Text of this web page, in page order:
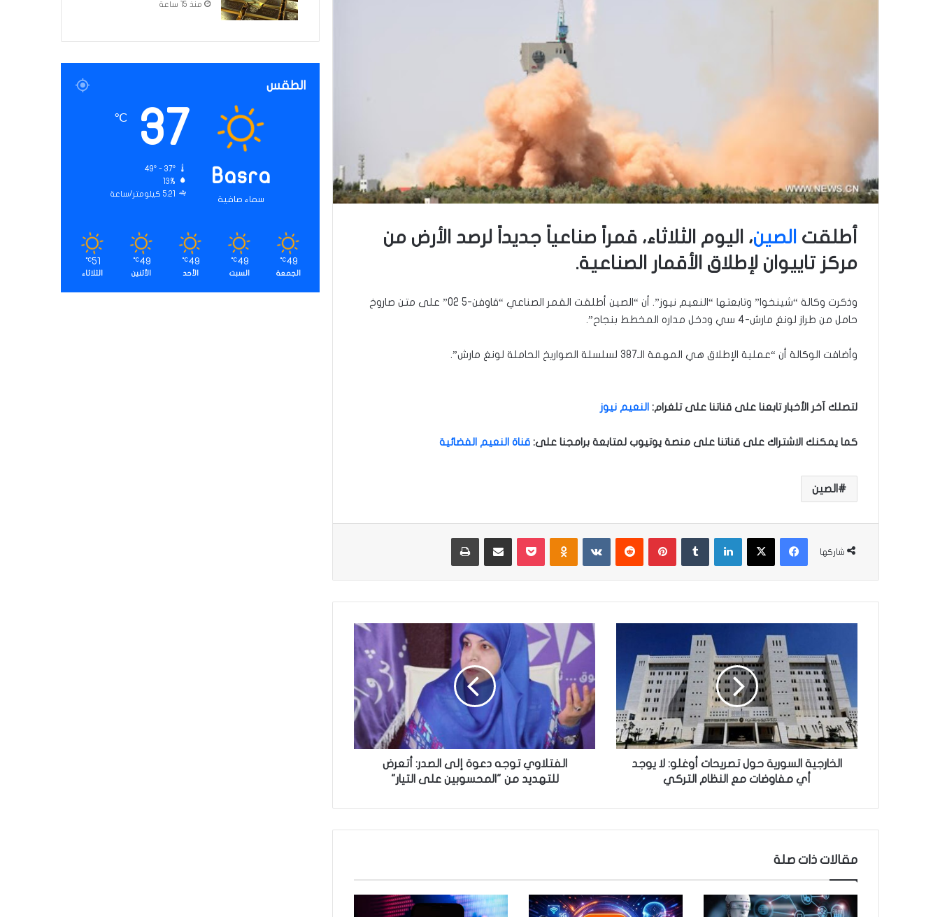
أطلقت الصين، اليوم الثلاثاء، قمراً صناعياً جديداً لرصد الأرض من
مركز تاييوان لإطلاق الأقمار الصناعية.
وذكرت وكالة “شينخوا” وتابعتها “النعيم نيوز”. أن “الصين أطلقت القمر الصناعي “قاوفن-5 02” على متن صاروخ
حامل من طراز لونغ مارش-4 سي ودخل مداره المخطط بنجاح”.
وأضافت الوكالة أن “عملية الإطلاق هي المهمة الـ387 لسلسلة الصواريخ الحاملة لونغ مارش”.
لتصلك آخر الأخبار تابعنا على قناتنا على تلغرام: النعيم نيوز
كما يمكنك الاشتراك على قناتنا على منصة يوتيوب لمتابعة برامجنا على: قناة النعيم الفضائية
الصين
شاركها
فيسبوك ‫X لينكدإن بينتيريست ‏VKontakte
ي
ة
ا
ر
و
ل
ت
الخارجية السورية حول تصريحات أوغلو: لا يوجد
أي مفاوضات مع النظام التركي
ا
ل
ت
ل
ا
و
ت
د
ل
ى
ا
الفتلاوي توجه دعوة إلى الصدر: أتعرض
للتهديد من "المحسوبين على التيار"
مقالات ذات صلة
منذ 15 ساعة
الطقس
Basra
سماء صافية
37
℃
49º - 37º
13%
5.21 كيلومتر/ساعة
49
℃
الجمعة
49
℃
السبت
49
℃
الأحد
49
℃
الأثنين
51
℃
الثلاثاء